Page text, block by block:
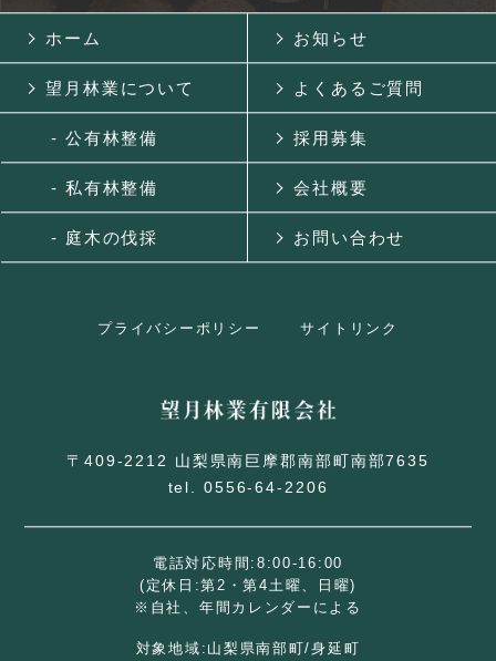
〒409-2212 山梨県南巨摩郡南部町南部7635
tel. 0556-64-2206
電話対応時間:8:00-16:00
(定休日:第2・第4土曜、日曜)
※自社、年間カレンダーによる
対象地域:山梨県南部町/身延町
ホーム
望月林業について
- 公有林整備
- 私有林整備
- 庭木の伐採
お知らせ
よくあるご質問
採用募集
会社概要
お問い合わせ
プライバシーポリシー サイトリンク